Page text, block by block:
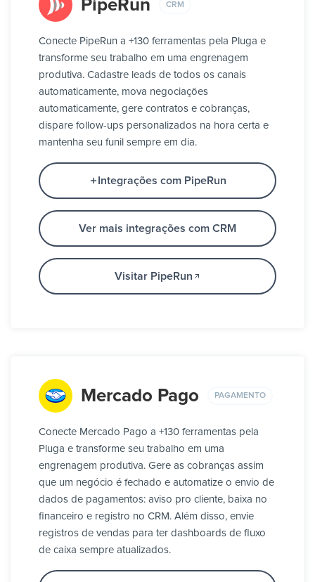
PipeRun CRM
Conecte PipeRun a +130 ferramentas pela Pluga e
transforme seu trabalho em uma engrenagem
produtiva. Cadastre leads de todos os canais
automaticamente, mova negociações
automaticamente, gere contratos e cobranças,
dispare follow-ups personalizados na hora certa e
mantenha seu funil sempre em dia.
Integrações com PipeRun
Ver mais integrações com CRM
Visitar PipeRun
Mercado Pago PAGAMENTO
Conecte Mercado Pago a +130 ferramentas pela
Pluga e transforme seu trabalho em uma
engrenagem produtiva. Gere as cobranças assim
que um negócio é fechado e automatize o envio de
dados de pagamentos: aviso pro cliente, baixa no
financeiro e registro no CRM. Além disso, envie
registros de vendas para ter dashboards de fluxo
de caixa sempre atualizados.